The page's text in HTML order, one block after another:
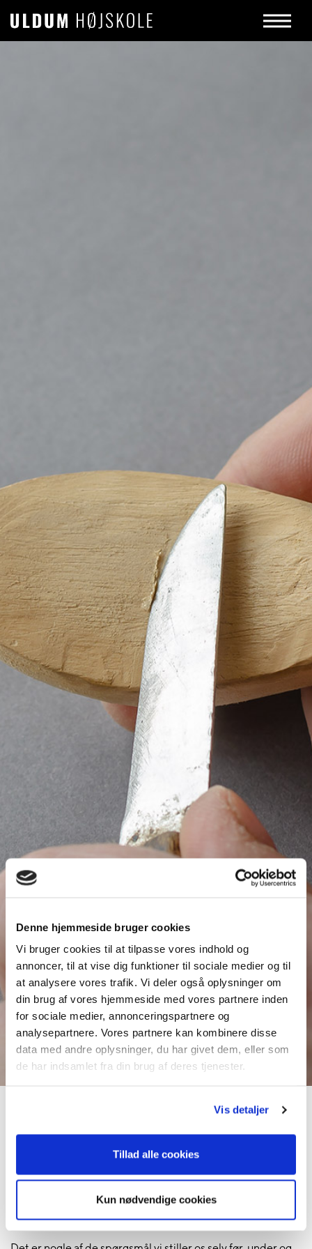
Denne hjemmeside bruger cookies
Vi bruger cookies til at tilpasse vores indhold og
annoncer, til at vise dig funktioner til sociale medier og til
at analysere vores trafik. Vi deler også oplysninger om
din brug af vores hjemmeside med vores partnere inden
for sociale medier, annonceringspartnere og
analysepartnere. Vores partnere kan kombinere disse
data med andre oplysninger, du har givet dem, eller som
de har indsamlet fra din brug af deres tjenester.
Vis detaljer
Tillad alle cookies
Kun nødvendige cookies
Snit og snak
Vi snakker vi om stort og småt, samtidig med vi skaber
os, natursyn, fremsyn, tilbagesyn. Hvordan navigerer vi som
individer og fællesskaber i en konstant foranderlig tid og
social anerkendelse, den perfekte præstation og det helt
rigtige liv?